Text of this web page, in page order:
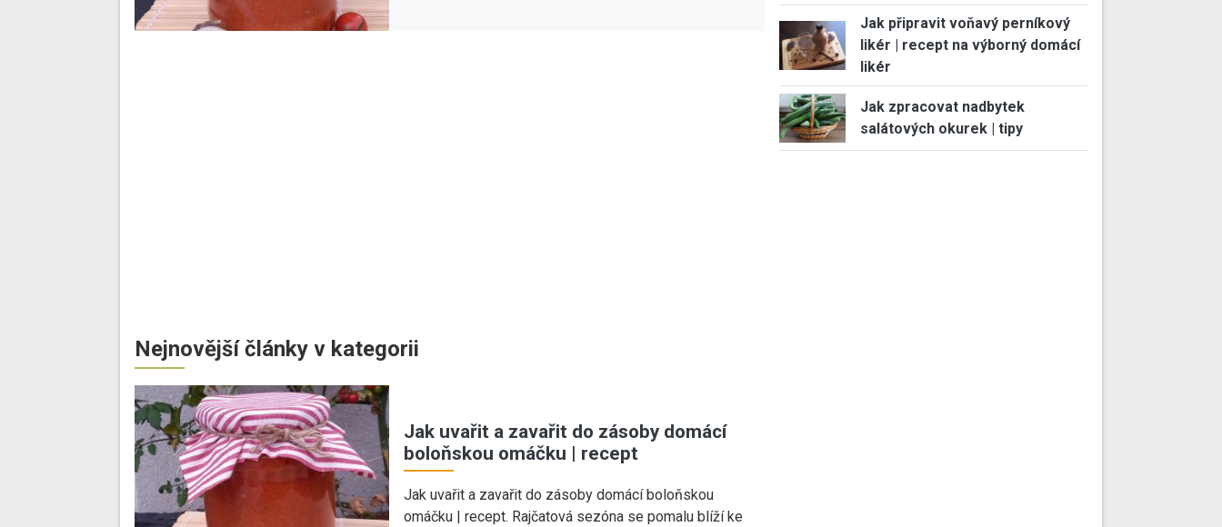
Nejnovější články v kategorii
Jak uvařit a zavařit do zásoby domácí
boloňskou omáčku | recept
Jak uvařit a zavařit do zásoby domácí boloňskou
omáčku | recept. Rajčatová sezóna se pomalu blíží ke
Jak připravit voňavý perníkový
likér | recept na výborný domácí
likér
Jak zpracovat nadbytek
salátových okurek | tipy